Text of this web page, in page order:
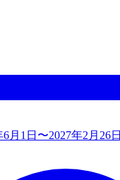
6月1日〜2027年2月26日